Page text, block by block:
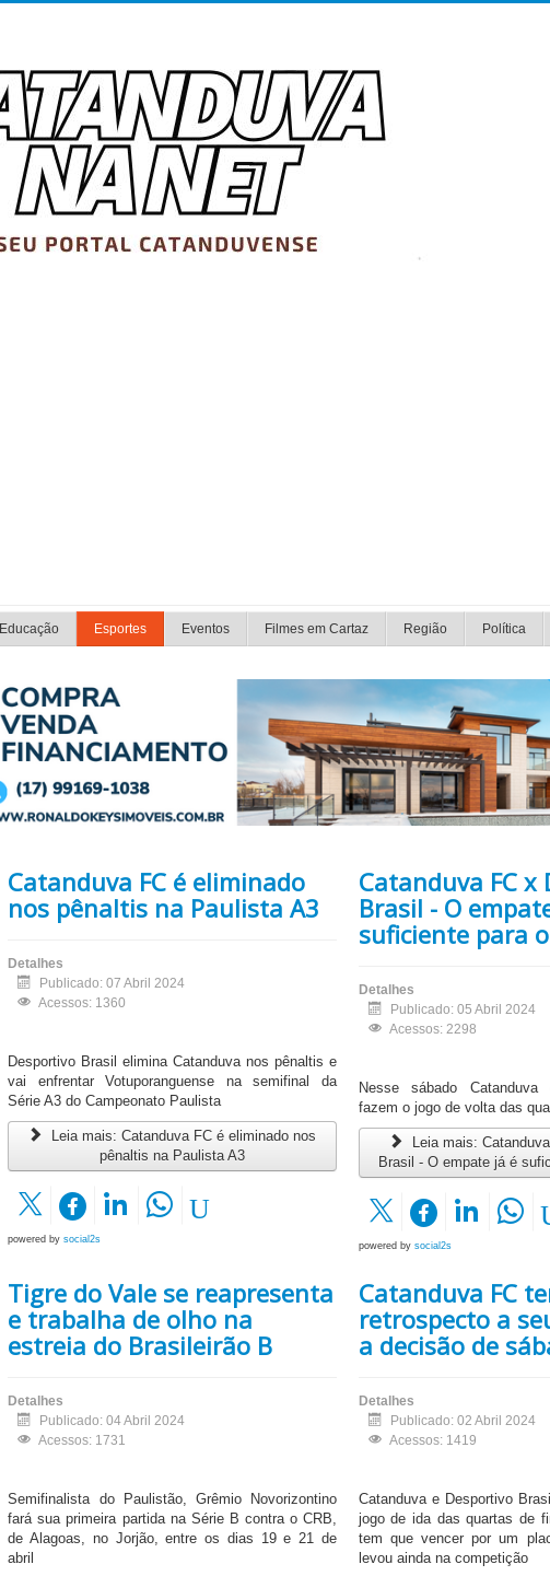
Educação Esportes Eventos Filmes em Cartaz Região Política
Catanduva FC é eliminado
nos pênaltis na Paulista A3
Detalhes
Publicado: 07 Abril 2024
Acessos: 1360
Desportivo Brasil elimina Catanduva nos pênaltis e
vai enfrentar Votuporanguense na semifinal da
Série A3 do Campeonato Paulista
Leia mais: Catanduva FC é eliminado nos
pênaltis na Paulista A3
powered bysocial2s
Catanduva FC x
Brasil - O
suficiente para
Detalhes
Publicado: 05 Abril 2024
Acessos: 2298
Nesse sábado Catanduva
fazem o jogo de volta das
Leia mais:
Brasil - O empate já é
powered by social2s
Tigre do Vale se reapresenta
e trabalha de olho na
estreia do Brasileirão B
Detalhes
Publicado: 04 Abril 2024
Acessos: 1731
Semifinalista do Paulistão, Grêmio Novorizontino
fará sua primeira partida na Série B contra o CRB,
de Alagoas, no Jorjão, entre os dias 19 e 21 de
abril
Catanduva FC
retrospecto a
a decisão de
Detalhes
Publicado: 02 Abril 2024
Acessos: 1419
Catanduva e Desportivo
jogo de ida das quartas de
tem que vencer por um
levou ainda na competição